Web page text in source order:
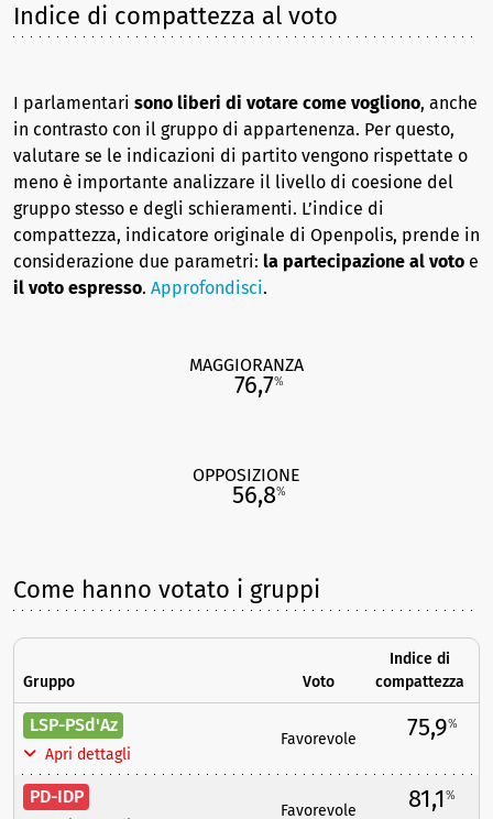
Indice di compattezza al voto
I parlamentari sono liberi di votare come vogliono, anche
in contrasto con il gruppo di appartenenza. Per questo,
valutare se le indicazioni di partito vengono rispettate o
meno è importante analizzare il livello di coesione del
gruppo stesso e degli schieramenti. L’indice di
compattezza, indicatore originale di Openpolis, prende in
considerazione due parametri: la partecipazione al voto e
il voto espresso. Approfondisci.
MAGGIORANZA
76,7%
OPPOSIZIONE
56,8%
Come hanno votato i gruppi
Gruppo Voto
Indice di
compattezza
LSP-PSd'Az
Apri dettagli
Favorevole 75,9%
PD-IDP
Favorevole 81,1%